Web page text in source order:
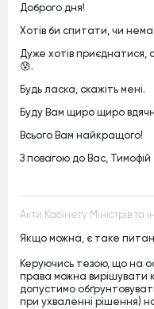
Доброго дня!
Хотів би спитати, чи
Дуже хотів приєднатися,
😰.
Будь ласка, скажіть мені.
Буду Вам щиро щиро
Всього Вам найкращого!
З повагою до Вас, Тимофій
Якщо можна, є таке
Керуючись тезою, що на
права можна вирішувати
допустимо
при ухваленні рішення) на